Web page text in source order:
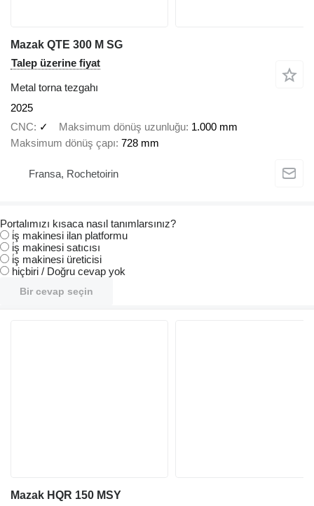
Mazak QTE 300 M SG
Talep üzerine fiyat
Metal torna tezgahı
2025
CNC
✓ Maksimum dönüş uzunluğu 1.000 mm
Maksimum dönüş çapı 728 mm
Fransa, Rochetoirin
Portalımızı kısaca nasıl tanımlarsınız?
i̇ş makinesi ilan platformu
i̇ş makinesi satıcısı
i̇ş makinesi üreticisi
hiçbiri / Doğru cevap yok
Bir cevap seçin
Mazak HQR 150 MSY